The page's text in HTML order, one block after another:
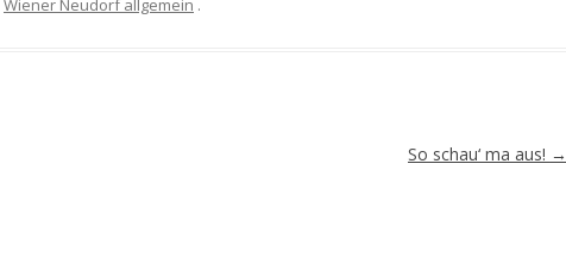
Wiener Neudorf allgemein .
So schau‘ ma aus! →